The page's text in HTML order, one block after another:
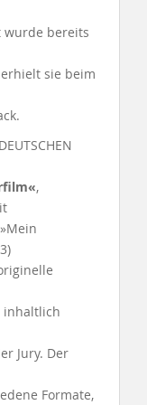
wurde bereits
sie beim
,
inhaltlich
Jury. Der
Formate,